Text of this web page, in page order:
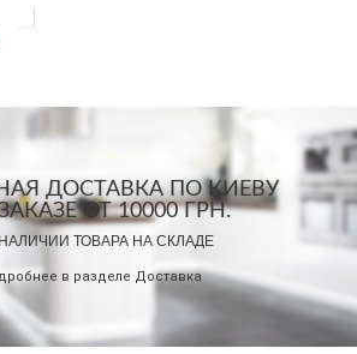
ДОСТАВКА ПО КИЕВУ
ОТ 10000 ГРН.
ТОВАРА НА СКЛАДЕ
в разделе Доставка